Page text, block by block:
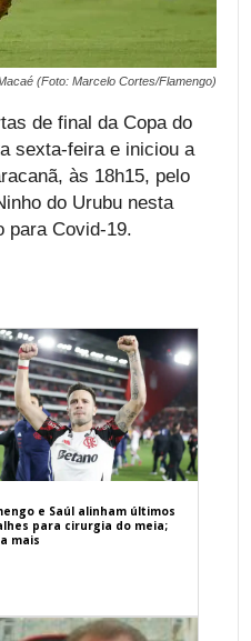
(Foto: Marcelo Cortes/Flamengo)
de final da Copa do
sexta-feira e iniciou a
às 18h15, pelo
do Urubu nesta
para Covid-19.
e Saúl alinham últimos
para cirurgia do meia;
mais